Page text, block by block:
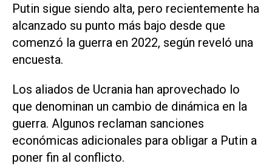
Putin sigue siendo alta, pero recientemente ha
alcanzado su punto más bajo desde que
comenzó la guerra en 2022, según reveló una
encuesta.
Los aliados de Ucrania han aprovechado lo
que denominan un cambio de dinámica en la
guerra. Algunos reclaman sanciones
económicas adicionales para obligar a Putin a
poner fin al conflicto.